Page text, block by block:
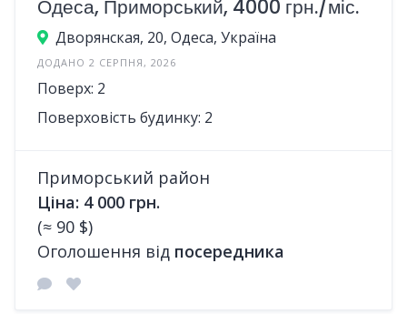
Одеса, Приморський, 4000 грн./міс.
Дворянская, 20, Одеса, Україна
ДОДАНО 2 СЕРПНЯ, 2026
Поверх: 2
Поверховість будинку: 2
Приморський район
Ціна: 4 000 грн.
(≈ 90 $)
Оголошення від посередника